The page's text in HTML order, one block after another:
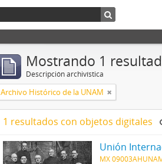
Mostrando 1
Descripción archivística
Archivo Histórico de la UNAM
1 resultados con objetos digitales
Unión
MX